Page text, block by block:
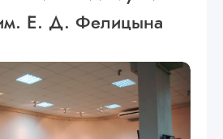
Е. Д. Фелицына